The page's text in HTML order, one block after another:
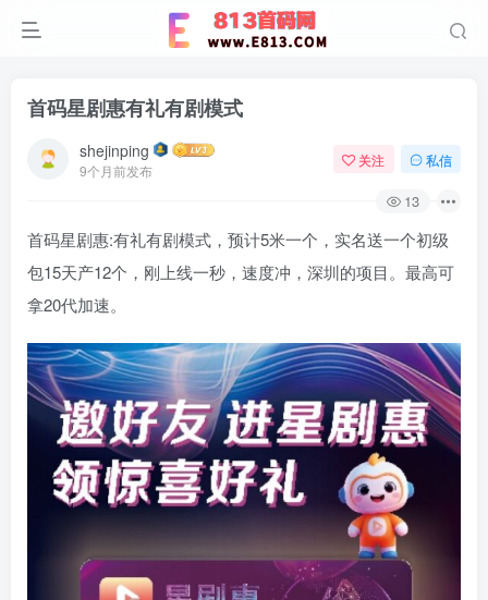
首码星剧惠有礼有剧模式
shejinping
9个月前发布
关注 私信
13
首码星剧惠:有礼有剧模式，预计5米一个，实名送一个初级
包15天产12个，刚上线一秒，速度冲，深圳的项目。最高可
拿20代加速。